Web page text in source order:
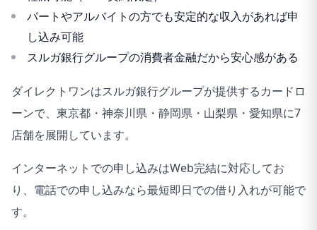
パートやアルバイトの方でも安定的な収入があれば申
し込み可能
スルガ銀行グループの消費者金融だから安心感がある
ダイレクトワンはスルガ銀行グループが提供するカードロ
ーンで、東京都・神奈川県・静岡県・山梨県・愛知県に7
店舗を展開しています。
インターネットでの申し込みはWeb完結に対応してお
り、電話での申し込みなら最短即日での借り入れが可能で
す。